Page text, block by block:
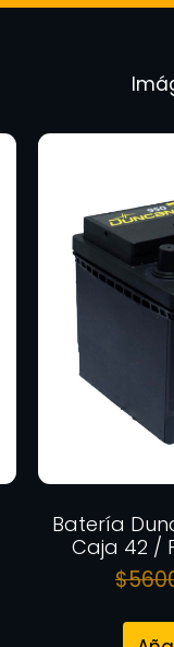
Batería
Caja 42 /
$